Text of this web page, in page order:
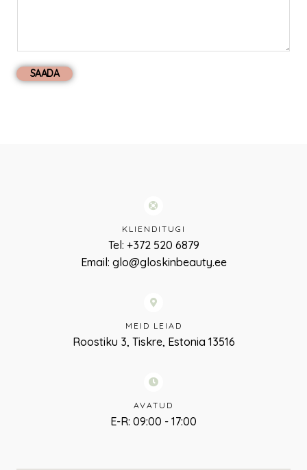
SAADA
KLIENDITUGI
Tel: +372 520 6879
Email: glo@gloskinbeauty.ee
MEID LEIAD
Roostiku 3, Tiskre, Estonia 13516
AVATUD
E-R: 09:00 - 17:00